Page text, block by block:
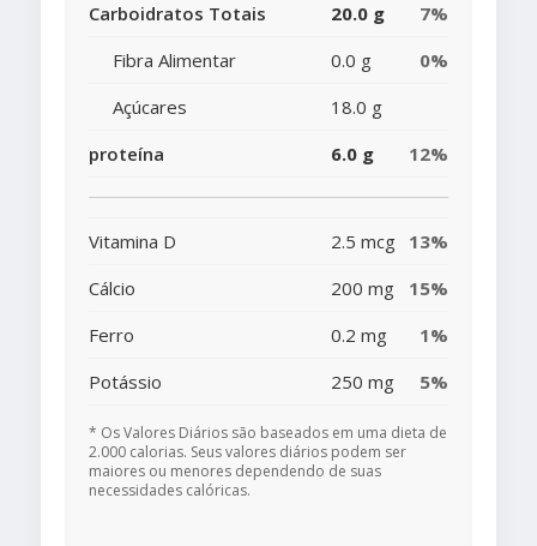
Carboidratos Totais
20.0 g
7%
Fibra Alimentar
0.0 g
0%
Açúcares
18.0 g
proteína
6.0 g 12%
Vitamina D 2.5 mcg 13%
Cálcio
200 mg
15%
Ferro
0.2 mg
1%
Potássio
250 mg 5%
* Os Valores Diários são baseados em uma dieta de
2.000 calorias. Seus valores diários podem ser
maiores ou menores dependendo de suas
necessidades calóricas.